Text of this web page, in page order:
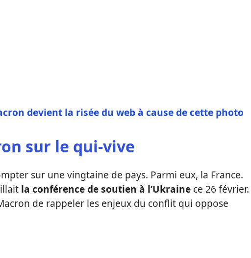
devient la risée du web à cause de cette photo
sur le qui-vive
sur une vingtaine de pays. Parmi eux, la France.
la conférence de soutien à l’Ukraine ce 26 février.
de rappeler les enjeux du conflit qui oppose